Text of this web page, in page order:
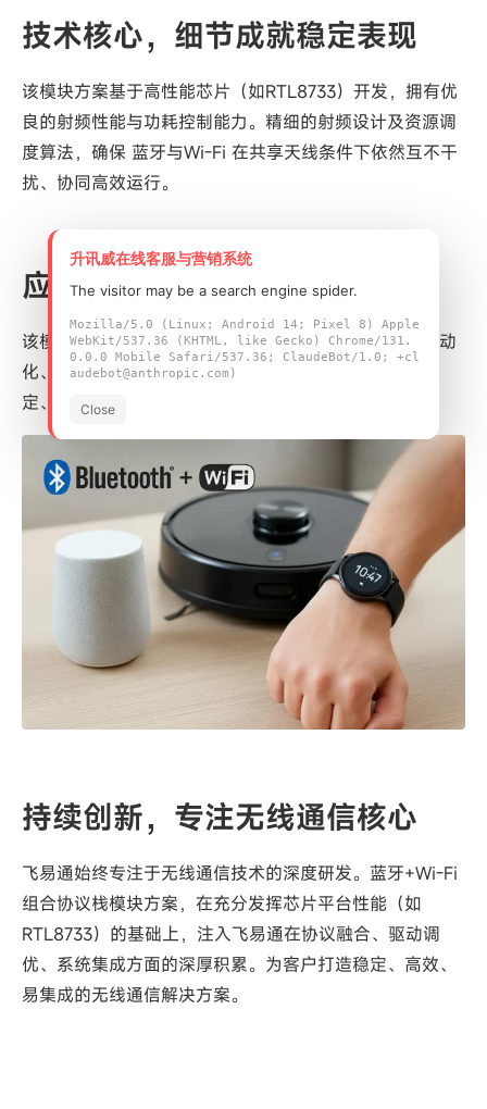
技术核心，细节成就稳定表现
该模块方案基于高性能芯片（如RTL8733）开发，拥有优
良的射频性能与功耗控制能力。精细的射频设计及资源调
度算法，确保 蓝牙与Wi-Fi 在共享天线条件下依然互不干
扰、协同高效运行。
应用广泛，助力行业智能升级
该模块方案广泛适用于智能家居、可穿戴设备、工业自动
化、车载系统等多个领域，助力终端产品实现高效、稳
定、安全的无线通信体验。
持续创新，专注无线通信核心
飞易通始终专注于无线通信技术的深度研发。蓝牙+Wi-Fi
组合协议栈模块方案，在充分发挥芯片平台性能（如
RTL8733）的基础上，注入飞易通在协议融合、驱动调
优、系统集成方面的深厚积累。为客户打造稳定、高效、
易集成的无线通信解决方案。
升讯威在线客服与营销系统
The visitor may be a search engine spider.
Mozilla/5.0 (Linux; Android 14; Pixel 8) Apple
WebKit/537.36 (KHTML, like Gecko) Chrome/131.
0.0.0 Mobile Safari/537.36; ClaudeBot/1.0; +cl
audebot@anthropic.com)
Close